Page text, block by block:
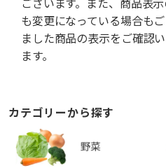
ございます。また、商品表
も変更になっている場合も
ました商品の表示をご確認
ます。
カテゴリーから探す